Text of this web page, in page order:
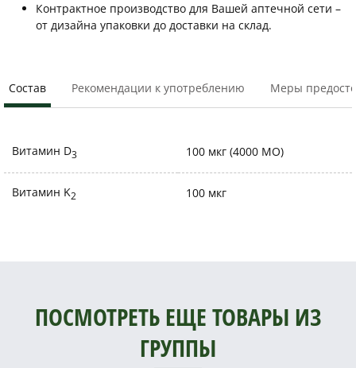
Контрактное производство для Вашей аптечной сети –
от дизайна упаковки до доставки на склад.
Состав Рекомендации к употреблению Меры
Витамин D3 100 мкг (4000 МО)
Витамин K2 100 мкг
ПОСМОТРЕТЬ ЕЩЕ ТОВАРЫ ИЗ
ГРУППЫ